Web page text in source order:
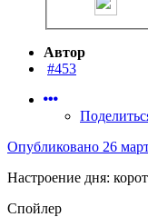
Автор
#453
Опубликовано 26
Настроение дня:
Спойлер